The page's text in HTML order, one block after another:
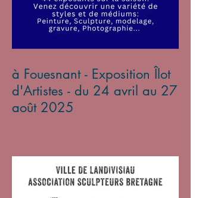
à Fouesnant - Exposition Îlot
d'Artistes - du 24 avril au 27
août 2025